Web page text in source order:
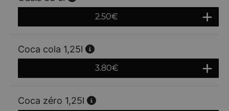
2.50€
Coca cola 1,25l
3.80€
Coca zéro 1,25l